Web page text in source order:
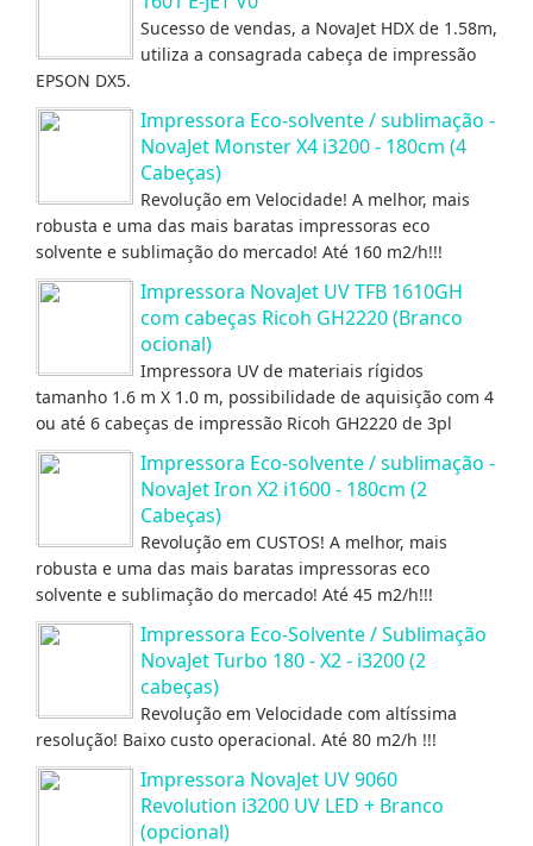
Sucesso de vendas, a NovaJet HDX de 1.58m,
utiliza a consagrada cabeça de impressão
EPSON DX5.
Impressora Eco-solvente / sublimação -
NovaJet Monster X4 i3200 - 180cm (4
Cabeças)
Revolução em Velocidade! A melhor, mais
robusta e uma das mais baratas impressoras eco
solvente e sublimação do mercado! Até 160 m2/h!!!
Impressora NovaJet UV TFB 1610GH
com cabeças Ricoh GH2220 (Branco
ocional)
Impressora UV de materiais rígidos
tamanho 1.6 m X 1.0 m, possibilidade de aquisição com 4
ou até 6 cabeças de impressão Ricoh GH2220 de 3pl
Impressora Eco-solvente / sublimação -
NovaJet Iron X2 i1600 - 180cm (2
Cabeças)
Revolução em CUSTOS! A melhor, mais
robusta e uma das mais baratas impressoras eco
solvente e sublimação do mercado! Até 45 m2/h!!!
Impressora Eco-Solvente / Sublimação
NovaJet Turbo 180 - X2 - i3200 (2
cabeças)
Revolução em Velocidade com altíssima
resolução! Baixo custo operacional. Até 80 m2/h !!!
Impressora NovaJet UV 9060
Revolution i3200 UV LED + Branco
(opcional)